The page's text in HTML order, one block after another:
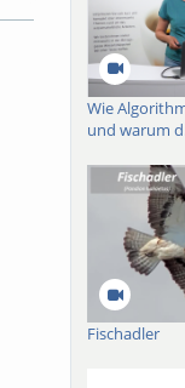
Wie
und warum
Fischadler